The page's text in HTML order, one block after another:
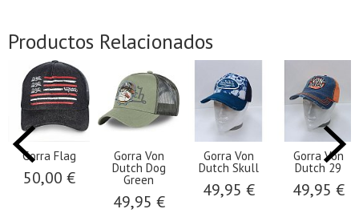
Productos Relacionados
Gorra Flag
50,00 €
Gorra Von
Dutch Dog
Green
49,95 €
Gorra Von
Dutch Skull
49,95 €
Gorra Von
Dutch 29
49,95 €